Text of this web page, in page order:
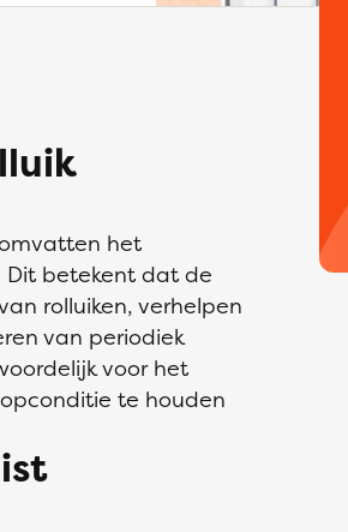
het
Dit betekent dat de
rolluiken, verhelpen
van periodiek
voor het
te houden